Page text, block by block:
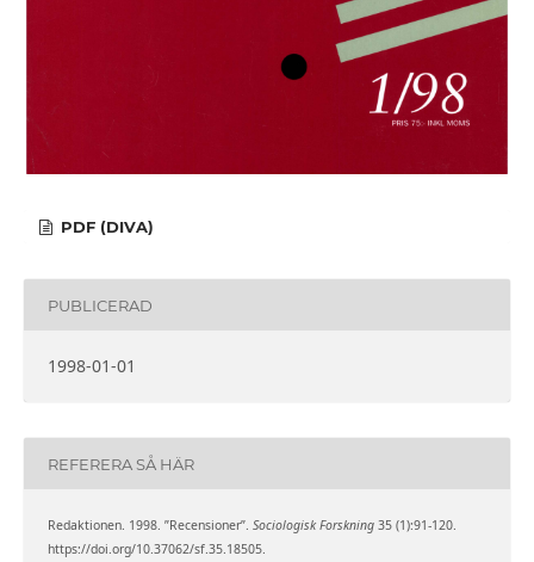
PDF (DIVA)
PUBLICERAD
1998-01-01
REFERERA SÅ HÄR
Redaktionen. 1998. ”Recensioner”. Sociologisk Forskning35 (1):91-120.
https://doi.org/10.37062/sf.35.18505.